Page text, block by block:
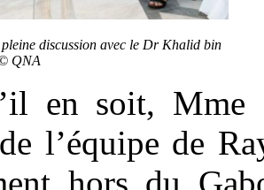
discussion avec le Dr Khalid bin
QNA
en soit, Mme
l’équipe de
hors du